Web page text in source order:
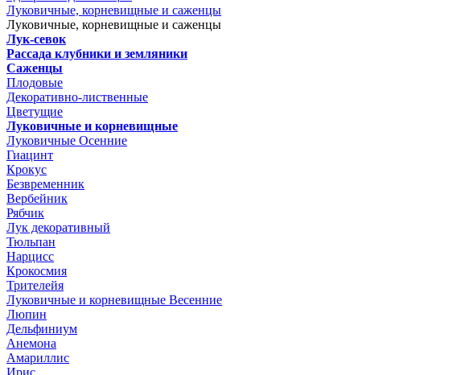
Луковичные, корневищные и саженцы
Луковичные, корневищные и саженцы
Лук-севок
Рассада клубники и земляники
Саженцы
Плодовые
Декоративно-лиственные
Цветущие
Луковичные и корневищные
Луковичные Осенние
Гиацинт
Крокус
Безвременник
Вербейник
Рябчик
Лук декоративный
Тюльпан
Нарцисс
Крокосмия
Трителейя
Луковичные и корневищные Весенние
Люпин
Дельфиниум
Анемона
Амариллис
Ирис